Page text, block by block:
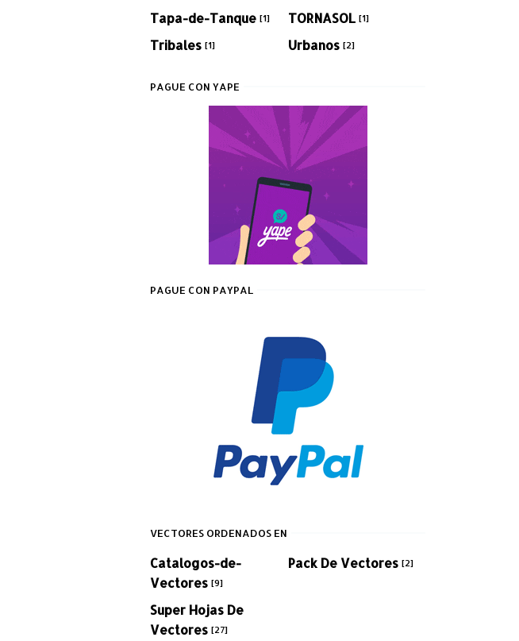
Tapa-de-Tanque [1] TORNASOL [1]
Tribales [1] Urbanos [2]
PAGUE CON YAPE
PAGUE CON PAYPAL
VECTORES ORDENADOS EN
Catalogos-de-
Vectores [9]
Pack De Vectores [2]
Super Hojas De
Vectores [27]